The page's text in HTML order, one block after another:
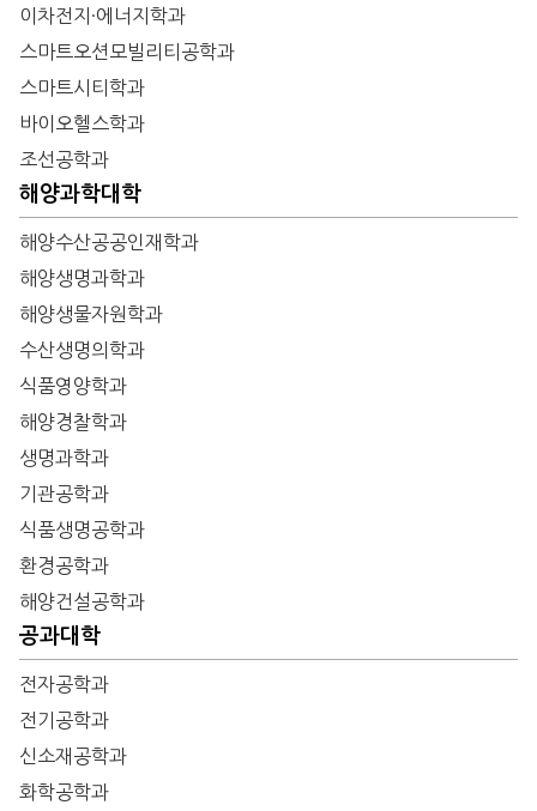
이차전지·에너지학과
스마트오션모빌리티공학과
스마트시티학과
바이오헬스학과
조선공학과
해양과학대학
해양수산공공인재학과
해양생명과학과
해양생물자원학과
수산생명의학과
식품영양학과
해양경찰학과
생명과학과
기관공학과
식품생명공학과
환경공학과
해양건설공학과
공과대학
전자공학과
전기공학과
신소재공학과
화학공학과